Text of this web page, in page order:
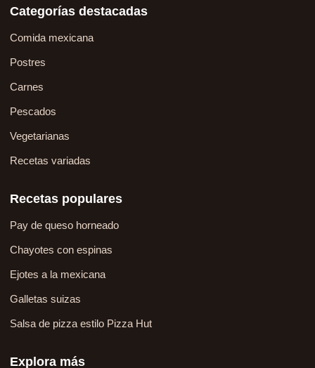
Categorías destacadas
Comida mexicana
Postres
Carnes
Pescados
Vegetarianas
Recetas variadas
Recetas populares
Pay de queso horneado
Chayotes con espinas
Ejotes a la mexicana
Galletas suizas
Salsa de pizza estilo Pizza Hut
Explora más